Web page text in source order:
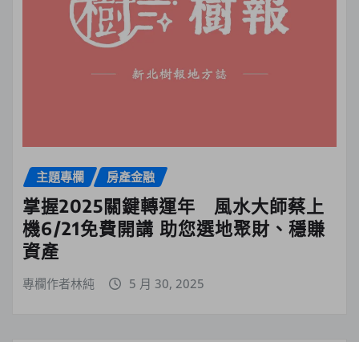
主題專欄 房產金融
掌握2025關鍵轉運年 風水大師蔡上
機6/21免費開講 助您選地聚財、穩賺
資產
專欄作者林純 5 月 30, 2025